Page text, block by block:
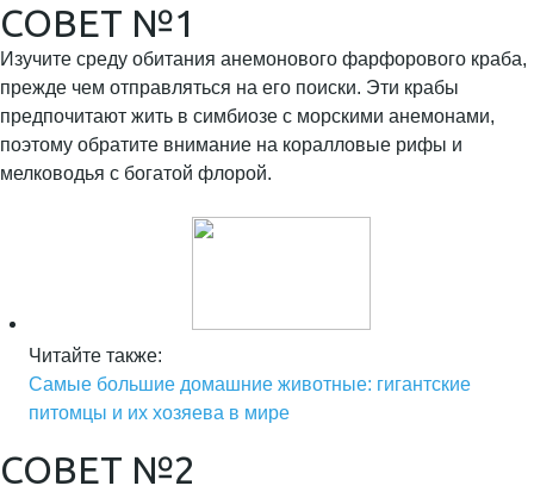
СОВЕТ №1
Изучите среду обитания анемонового фарфорового краба,
прежде чем отправляться на его поиски. Эти крабы
предпочитают жить в симбиозе с морскими анемонами,
поэтому обратите внимание на коралловые рифы и
мелководья с богатой флорой.
Читайте также:
Самые большие домашние животные: гигантские
питомцы и их хозяева в мире
СОВЕТ №2